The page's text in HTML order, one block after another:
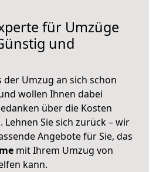
für Umzüge
und
der Umzug an sich schon
wollen Ihnen dabei
über die Kosten
Lehnen Sie sich zurück – wir
Angebote für Sie, das
mit Ihrem Umzug von
kann.